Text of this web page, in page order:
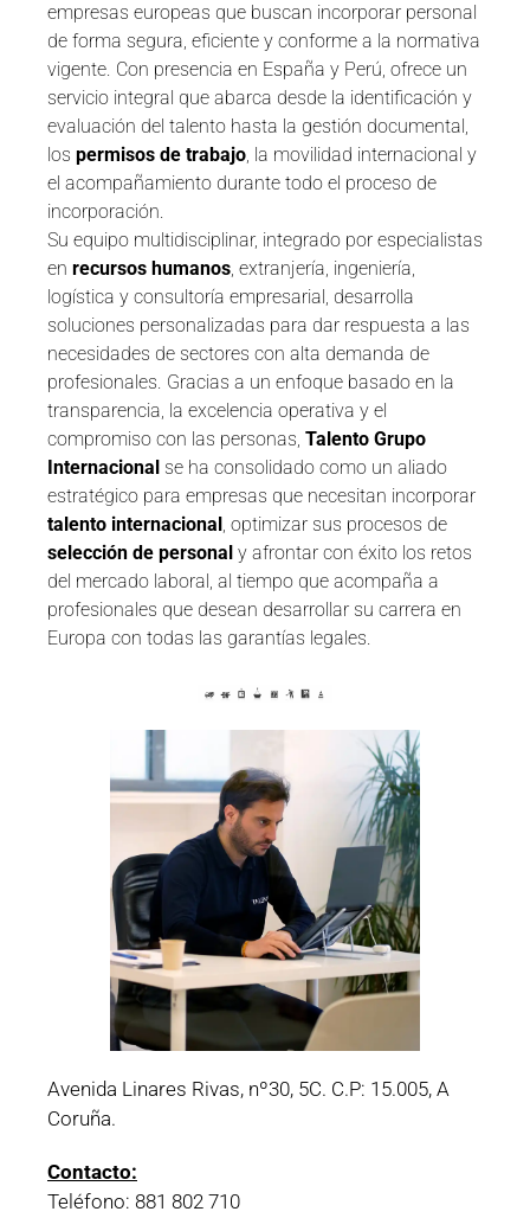
empresas europeas que buscan incorporar personal
de forma segura, eficiente y conforme a la normativa
vigente. Con presencia en España y Perú, ofrece un
servicio integral que abarca desde la identificación y
evaluación del talento hasta la gestión documental,
los permisos de trabajo, la movilidad internacional y
el acompañamiento durante todo el proceso de
incorporación.
Su equipo multidisciplinar, integrado por especialistas
en recursos humanos, extranjería, ingeniería,
logística y consultoría empresarial, desarrolla
soluciones personalizadas para dar respuesta a las
necesidades de sectores con alta demanda de
profesionales. Gracias a un enfoque basado en la
transparencia, la excelencia operativa y el
compromiso con las personas, Talento Grupo
Internacional se ha consolidado como un aliado
estratégico para empresas que necesitan incorporar
talento internacional , optimizar sus procesos de
selección de personal y afrontar con éxito los retos
del mercado laboral, al tiempo que acompaña a
profesionales que desean desarrollar su carrera en
Europa con todas las garantías legales.
Avenida Linares Rivas, nº30, 5C. C.P: 15.005, A
Coruña.
Contacto:
Teléfono: 881 802 710